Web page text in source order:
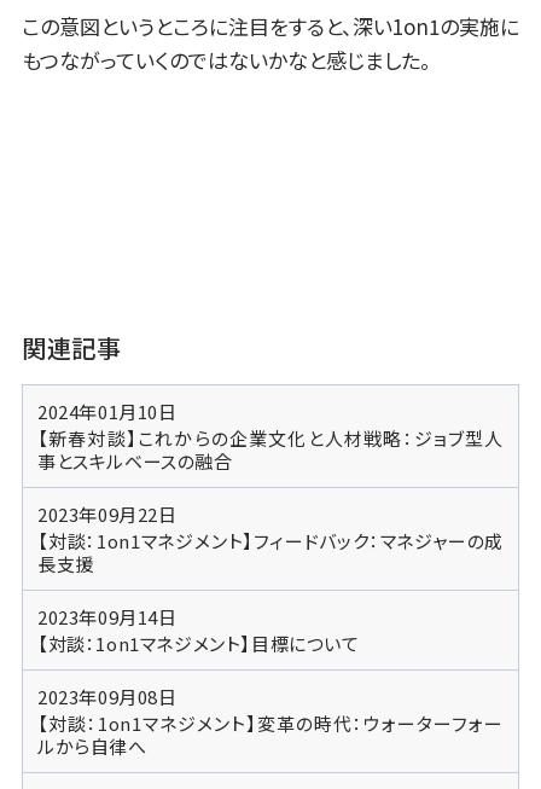
この意図というところに注目をすると、深い1on1の実施に
もつながっていくのではないかなと感じました。
関連記事
2024年01月10日
【新春対談】これからの企業文化と人材戦略：ジョブ型人
事とスキルベースの融合
2023年09月22日
【対談：1on1マネジメント】フィードバック：マネジャーの成
長支援
2023年09月14日
【対談：1on1マネジメント】目標について
2023年09月08日
【対談：1on1マネジメント】変革の時代：ウォーターフォー
ルから自律へ